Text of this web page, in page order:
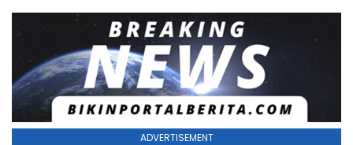
ADVERTISEMENT